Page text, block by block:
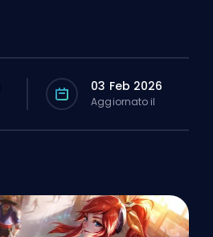
03 Feb 2026
Aggiornato il